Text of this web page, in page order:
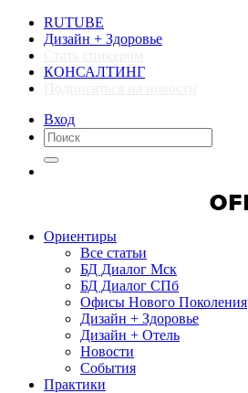
RUTUBE
Дизайн + Здоровье
КОНСАЛТИНГ
Вход
Ориентиры
Все статьи
БД Диалог Мск
БД Диалог СПб
Офисы Нового Поколения
Дизайн + Здоровье
Дизайн + Отель
Новости
События
Практики